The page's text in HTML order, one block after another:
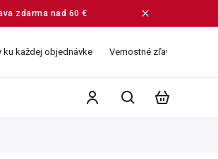
zdarma nad 60 €
ku každej objednávke Vernostné zľavy
Ružové vodičky Balíčky